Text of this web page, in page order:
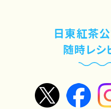
日東紅茶
随時レシ